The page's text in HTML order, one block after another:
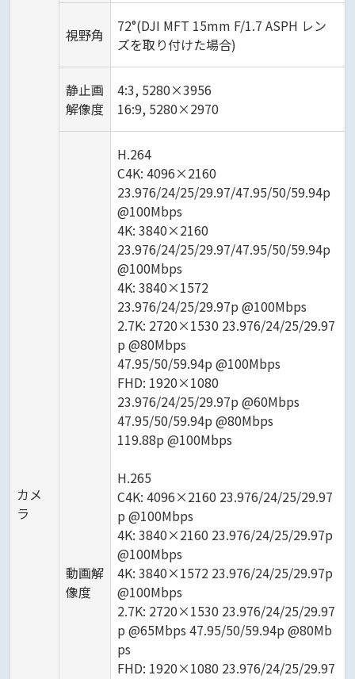
カメ
ラ
視野角
72°(DJI MFT 15mm F/1.7 ASPH レン
ズを取り付けた場合)
静止画
解像度
4:3, 5280×3956
16:9, 5280×2970
動画解
像度
H.264
C4K: 4096×2160
23.976/24/25/29.97/47.95/50/59.94p
@100Mbps
4K: 3840×2160
23.976/24/25/29.97/47.95/50/59.94p
@100Mbps
4K: 3840×1572
23.976/24/25/29.97p @100Mbps
2.7K: 2720×1530 23.976/24/25/29.97
p @80Mbps
47.95/50/59.94p @100Mbps
FHD: 1920×1080
23.976/24/25/29.97p @60Mbps
47.95/50/59.94p @80Mbps
119.88p @100Mbps
H.265
C4K: 4096×2160 23.976/24/25/29.97
p @100Mbps
4K: 3840×2160 23.976/24/25/29.97p
@100Mbps
4K: 3840×1572 23.976/24/25/29.97p
@100Mbps
2.7K: 2720×1530 23.976/24/25/29.97
p @65Mbps 47.95/50/59.94p @80Mb
ps
FHD: 1920×1080 23.976/24/25/29.97